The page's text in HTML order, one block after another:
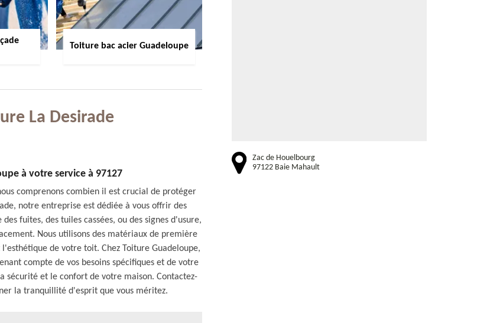
Toiture bac acier Guadeloupe
La Desirade
à votre service à 97127
comprenons combien il est crucial de protéger
notre entreprise est dédiée à vous offrir des
fuites, des tuiles cassées, ou des signes d'usure,
Nous utilisons des matériaux de première
de votre toit. Chez Toiture Guadeloupe,
compte de vos besoins spécifiques et de votre
sécurité et le confort de votre maison. Contactez-
la tranquillité d'esprit que vous méritez.
Zac de Houelbourg
97122 Baie Mahault